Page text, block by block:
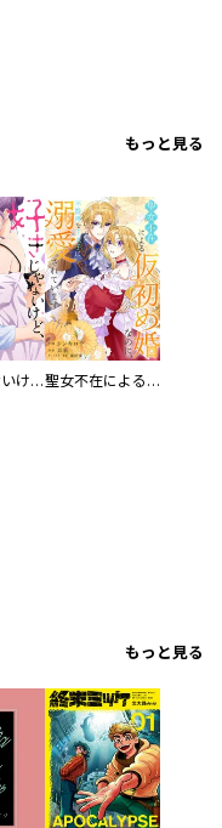
もっと見る
好きじゃないけど、抱いてください【電子単行本版／特典おまけ付き】 聖女不在による仮初め婚なのに、不器用な王太子に溺愛されています【電子単行本版／特典おまけ付き】
もっと見る